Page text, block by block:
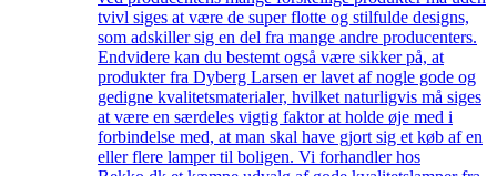
tvivl siges at være de super flotte og stilfulde designs,
som adskiller sig en del fra mange andre producenters.
Endvidere kan du bestemt også være sikker på, at
produkter fra Dyberg Larsen er lavet af nogle gode og
gedigne kvalitetsmaterialer, hvilket naturligvis må siges
at være en særdeles vigtig faktor at holde øje med i
forbindelse med, at man skal have gjort sig et køb af en
eller flere lamper til boligen. Vi forhandler hos